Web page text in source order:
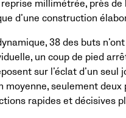
millimétrée, près
d’une construction
38 des buts
un coup de pied
sur l’éclat d’un
moyenne, seulement
rapides et décisives